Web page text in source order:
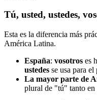
Tú, usted, ustedes,
Esta es la diferencia más
América Latina.
España: vosotros es
ustedes se usa para
La mayor parte de
plural de "tú" tanto en